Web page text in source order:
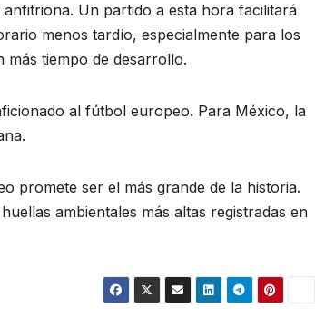
Un partido a esta hora facilitará
menos tardío, especialmente para los
más tiempo de desarrollo.
al fútbol europeo. Para México, la
promete ser el más grande de la historia.
ambientales más altas registradas en